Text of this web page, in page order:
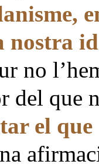
nostra
no
del que
el